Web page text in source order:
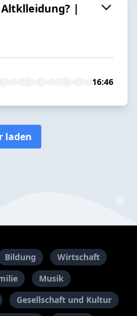
|
16:46
laden
Bildung
Wirtschaft
Musik
Gesellschaft und Kultur